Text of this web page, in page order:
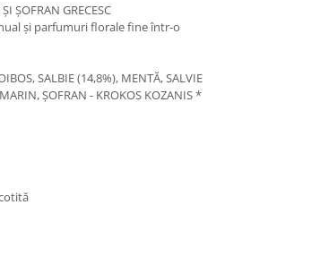
ȘOFRAN GRECESC
și parfumuri florale fine într-o
SALBIE (14,8%), MENTĂ, SALVIE
ȘOFRAN - KROKOS KOZANIS *